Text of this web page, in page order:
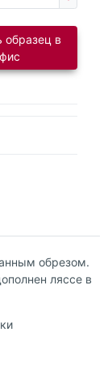
образец в
обрезом.
ляссе в